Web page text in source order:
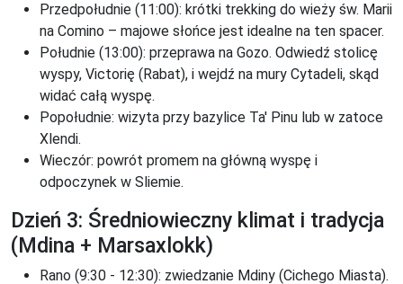
Przedpołudnie (11:00): krótki trekking do wieży św. Marii
na Comino – majowe słońce jest idealne na ten spacer.
Południe (13:00): przeprawa na Gozo. Odwiedź stolicę
wyspy, Victorię (Rabat), i wejdź na mury Cytadeli, skąd
widać całą wyspę.
Popołudnie: wizyta przy bazylice Ta' Pinu lub w zatoce
Xlendi.
Wieczór: powrót promem na główną wyspę i
odpoczynek w Sliemie.
Dzień 3: Średniowieczny klimat i tradycja
(Mdina + Marsaxlokk)
Rano (9:30 - 12:30): zwiedzanie Mdiny (Cichego Miasta).